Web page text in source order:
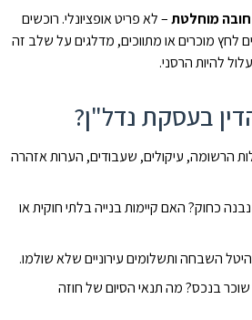
חובה מוחלטת– לא פריט אופציונלי. רוכשים
לחץ מוכרים או מתווכים, מדלגים על שלב זה
להיות הרסני.
בעסקת נדל"ן?
הרשומה, עיקולים, שעבודים, הערות אזהרה
כחוק? האם קיימות בנייה בלתי חוקית או
השבחה ותשלומים עירוניים שלא שולמו.
בנכס? מה תנאי הסיום של חוזה